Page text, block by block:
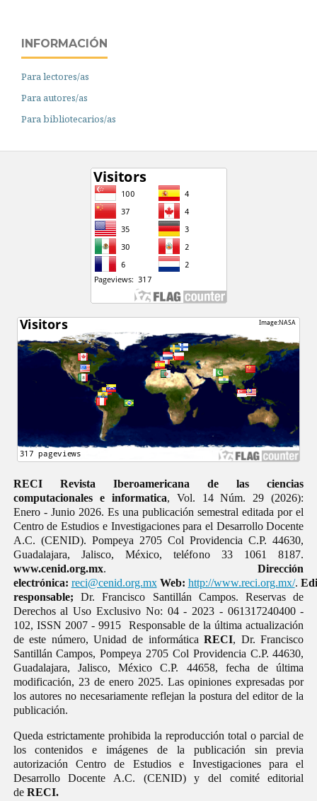
INFORMACIÓN
Para lectores/as
Para autores/as
Para bibliotecarios/as
RECI Revista Iberoamericana de las ciencias
computacionales e informatica, Vol. 14 Núm. 29 (2026):
Enero - Junio 2026. Es una publicación semestral editada por el
Centro de Estudios e Investigaciones para el Desarrollo Docente
A.C. (CENID). Pompeya 2705 Col Providencia C.P. 44630,
Guadalajara, Jalisco, México, teléfono 33 1061 8187.
www.cenid.org.mx.Dirección
electrónica: reci@cenid.org.mx Web: http://www.reci.org.mx/.
responsable; Dr. Francisco Santillán Campos. Reservas de
Derechos al Uso Exclusivo No: 04 - 2023 - 061317240400 -
102, ISSN 2007 - 9915 Responsable de la última actualización
de este número, Unidad de informáticaRECI, Dr. Francisco
Santillán Campos, Pompeya 2705 Col Providencia C.P. 44630,
Guadalajara, Jalisco, México C.P. 44658, fecha de última
modificación, 23 de enero 2025. Las opiniones expresadas por
los autores no necesariamente reflejan la postura del editor de la
publicación.
Queda estrictamente prohibida la reproducción total o parcial de
los contenidos e imágenes de la publicación sin previa
autorización Centro de Estudios e Investigaciones para el
Desarrollo Docente A.C. (CENID) y del comité editorial
de RECI.